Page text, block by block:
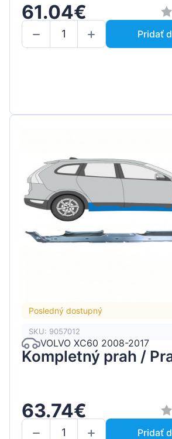
61.04€
Pridať
Posledný dostupný
SKU: 9057012
VOLVO XC60 2008-2017
Kompletný prah /
63.74€
Pridať